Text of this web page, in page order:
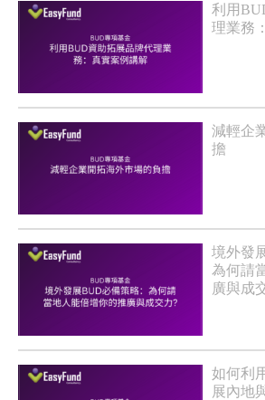
利用
理業務
減輕企
擔
境外發
為何請
廣與成
如何利
展內地